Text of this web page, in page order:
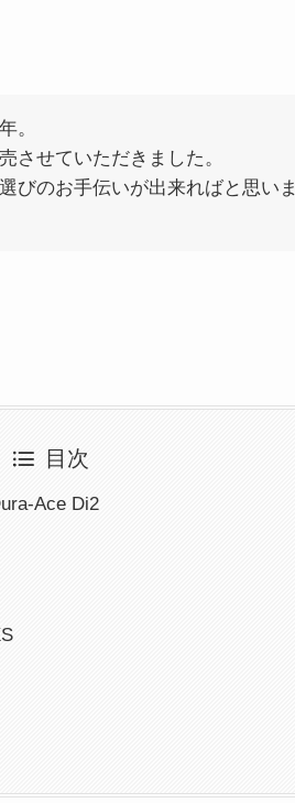
。
させていただきました。
びのお手伝いが出来ればと思いま
目次
Ace Di2